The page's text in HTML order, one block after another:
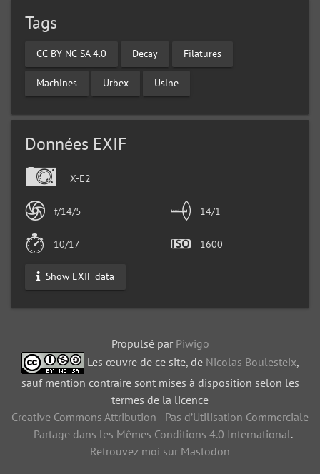
Tags
CC-BY-NC-SA 4.0 Decay Filatures
Machines Urbex Usine
Données EXIF
X-E2
f/14/5 14/1
10/17 1600
Show EXIF data
Propulsé par Piwigo
Les œuvre de ce site, de Nicolas Boulesteix,
sauf mention contraire sont mises à disposition selon les
termes de la licence
Creative Commons Attribution - Pas d’Utilisation Commerciale
- Partage dans les Mêmes Conditions 4.0 International.
Retrouvez moi sur Mastodon